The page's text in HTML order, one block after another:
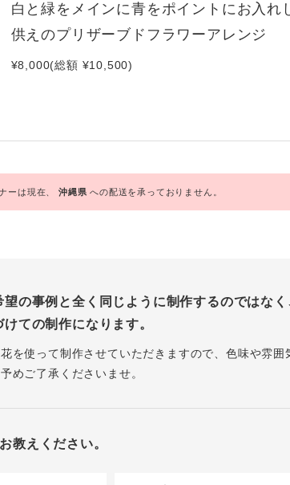
白と緑をメインに青をポイントにお入れ
供えのプリザーブドフラワーアレンジ
¥8,000(総額 ¥10,500)
ーは現在、沖縄県への配送を承っておりません。
望の事例と全く同じように制作するのではな
ての制作になります。
を使って制作させていただきますので、色味や雰囲
めご了承くださいませ。
教えください。